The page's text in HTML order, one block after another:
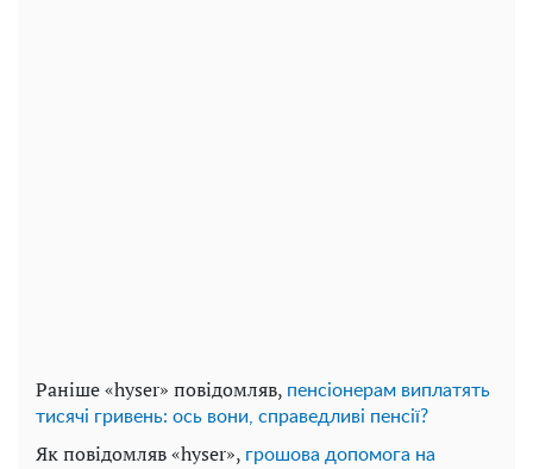
Раніше «hyser» повідомляв, пенсіонерам виплатять
тисячі гривень: ось вони, справедливі пенсії?
Як повідомляв «hyser», грошова допомога на